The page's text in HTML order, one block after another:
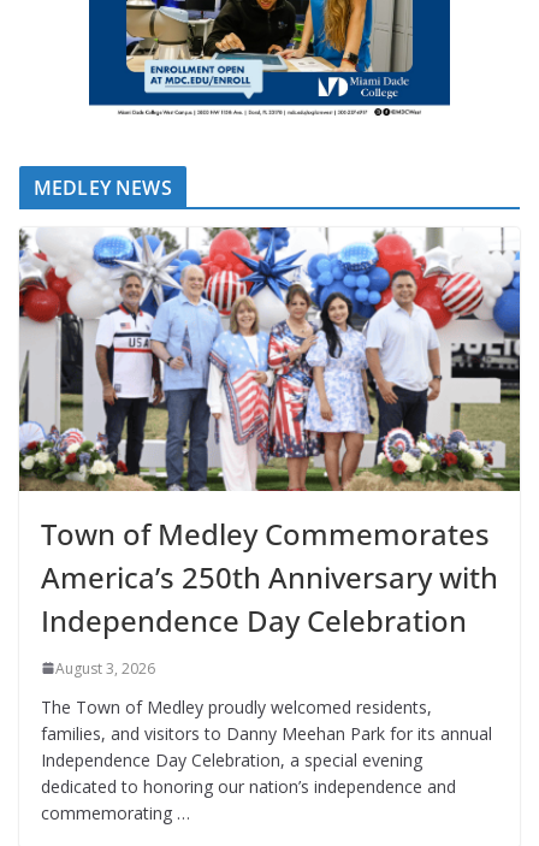
MEDLEY NEWS
Town of Medley Commemorates
America’s 250th Anniversary with
Independence Day Celebration
August 3, 2026
The Town of Medley proudly welcomed residents,
families, and visitors to Danny Meehan Park for its annual
Independence Day Celebration, a special evening
dedicated to honoring our nation’s independence and
commemorating …